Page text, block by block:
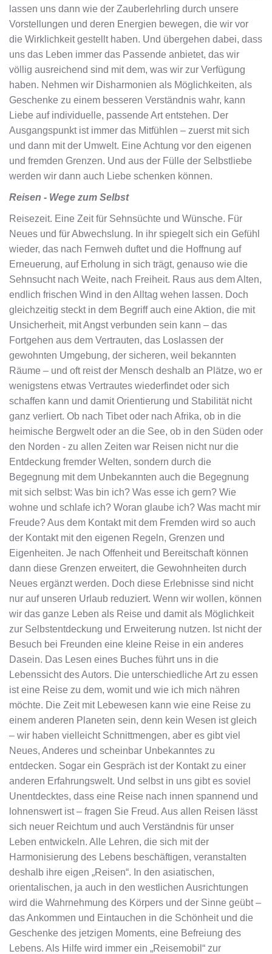
lassen uns dann wie der Zauberlehrling durch unsere
Vorstellungen und deren Energien bewegen, die wir vor
die Wirklichkeit gestellt haben. Und übergehen dabei, dass
uns das Leben immer das Passende anbietet, das wir
völlig ausreichend sind mit dem, was wir zur Verfügung
haben. Nehmen wir Disharmonien als Möglichkeiten, als
Geschenke zu einem besseren Verständnis wahr, kann
Liebe auf individuelle, passende Art entstehen. Der
Ausgangspunkt ist immer das Mitfühlen – zuerst mit sich
und dann mit der Umwelt. Eine Achtung vor den eigenen
und fremden Grenzen. Und aus der Fülle der Selbstliebe
werden wir dann auch Liebe schenken können.
Reisen - Wege zum Selbst
Reisezeit. Eine Zeit für Sehnsüchte und Wünsche. Für
Neues und für Abwechslung. In ihr spiegelt sich ein Gefühl
wieder, das nach Fernweh duftet und die Hoffnung auf
Erneuerung, auf Erholung in sich trägt, genauso wie die
Sehnsucht nach Weite, nach Freiheit. Raus aus dem Alten,
endlich frischen Wind in den Alltag wehen lassen. Doch
gleichzeitig steckt in dem Begriff auch eine Aktion, die mit
Unsicherheit, mit Angst verbunden sein kann – das
Fortgehen aus dem Vertrauten, das Loslassen der
gewohnten Umgebung, der sicheren, weil bekannten
Räume – und oft reist der Mensch deshalb an Plätze, wo er
wenigstens etwas Vertrautes wiederfindet oder sich
schaffen kann und damit Orientierung und Stabilität nicht
ganz verliert. Ob nach Tibet oder nach Afrika, ob in die
heimische Bergwelt oder an die See, ob in den Süden oder
den Norden - zu allen Zeiten war Reisen nicht nur die
Entdeckung fremder Welten, sondern durch die
Begegnung mit dem Unbekannten auch die Begegnung
mit sich selbst: Was bin ich? Was esse ich gern? Wie
wohne und schlafe ich? Woran glaube ich? Was macht mir
Freude? Aus dem Kontakt mit dem Fremden wird so auch
der Kontakt mit den eigenen Regeln, Grenzen und
Eigenheiten. Je nach Offenheit und Bereitschaft können
dann diese Grenzen erweitert, die Gewohnheiten durch
Neues ergänzt werden. Doch diese Erlebnisse sind nicht
nur auf unseren Urlaub reduziert. Wenn wir wollen, können
wir das ganze Leben als Reise und damit als Möglichkeit
zur Selbstentdeckung und Erweiterung nutzen. Ist nicht der
Besuch bei Freunden eine kleine Reise in ein anderes
Dasein. Das Lesen eines Buches führt uns in die
Lebenssicht des Autors. Die unterschiedliche Art zu essen
ist eine Reise zu dem, womit und wie ich mich nähren
möchte. Die Zeit mit Lebewesen kann wie eine Reise zu
einem anderen Planeten sein, denn kein Wesen ist gleich
– wir haben vielleicht Schnittmengen, aber es gibt viel
Neues, Anderes und scheinbar Unbekanntes zu
entdecken. Sogar ein Gespräch ist der Kontakt zu einer
anderen Erfahrungswelt. Und selbst in uns gibt es soviel
Unentdecktes, dass eine Reise nach innen spannend und
lohnenswert ist – fragen Sie Freud. Aus allen Reisen lässt
sich neuer Reichtum und auch Verständnis für unser
Leben entwickeln. Alle Lehren, die sich mit der
Harmonisierung des Lebens beschäftigen, veranstalten
deshalb ihre eigen „Reisen“. In den asiatischen,
orientalischen, ja auch in den westlichen Ausrichtungen
wird die Wahrnehmung des Körpers und der Sinne geübt –
das Ankommen und Eintauchen in die Schönheit und die
Geschenke des jetzigen Moments, eine Befreiung des
Lebens. Als Hilfe wird immer ein „Reisemobil“ zur